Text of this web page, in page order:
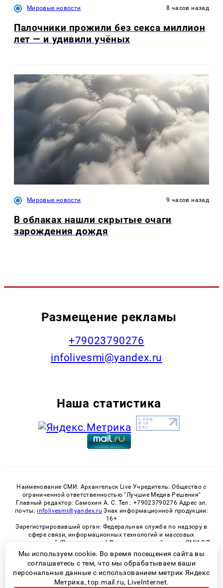
Мировые новости 8 часов назад
Палочники прожили без секса миллион
лет — и удивили учёных
Мировые новости 9 часов назад
В облаках нашли скрытые очаги
зарождения дождя
Размещение рекламы
+79023790276
infolivesmi@yandex.ru
Наша статистика
Наименование СМИ: Архангельск Live Учредитель: Общество с
ограниченной ответственностью "Лучшие Медиа Решения"
Главный редактор: Самохин А. С. Тел.: +79023790276 Адрес эл.
почты: infolivesmi@yandex.ru Знак информационной продукции:
16+
Зарегистрировавший орган: Федеральная служба по надзору в
сфере связи, информационных технологий и массовых
коммуникаций (Роскомнадзор) Регистрационный номер СМИ ЭЛ
№ ФС 77 - 82533 от 21.01.2022
© 2026 «Архангельск Live» | Все права защищены
Мы используем cookie. Во время посещения сайта вы
соглашаетесь с тем, что мы обрабатываем ваши
персональные данные с использованием метрик Яндекс
Метрика, top.mail.ru, LiveInternet.